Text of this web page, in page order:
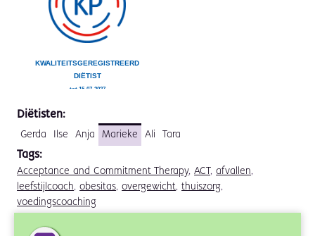
Diëtisten:
Gerda Ilse Anja Marieke Ali Tara
Tags:
Acceptance and Commitment Therapy,ACT ,afvallen,
leefstijlcoach,obesitas,overgewicht,thuiszorg,
voedingscoaching